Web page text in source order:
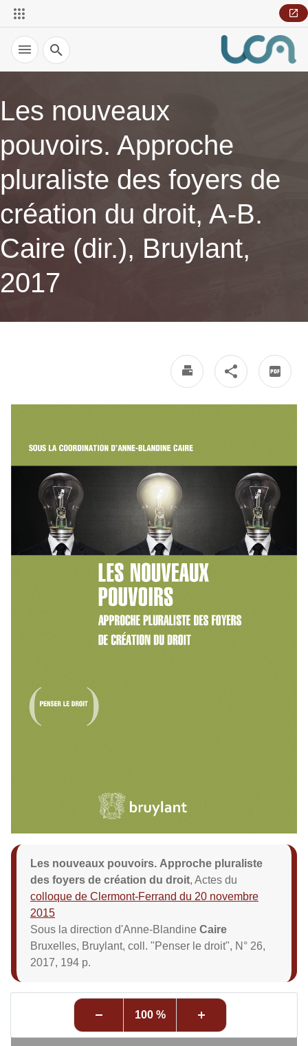
Recherche
Les nouveaux
pouvoirs. Approche
pluraliste des foyers de
création du droit, A-B.
Caire (dir.), Bruylant,
2017
Les nouveaux pouvoirs. Approche pluraliste
des foyers de création du droit, Actes du
colloque de Clermont-Ferrand du 20 novembre
2015
Sous la direction d'Anne-Blandine Caire
Bruxelles, Bruylant, coll. "Penser le droit", N° 26,
2017, 194 p.
100 %